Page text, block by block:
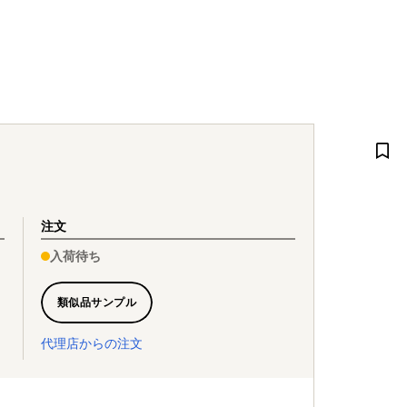
注文
入荷待ち
類似品サンプル
代理店からの注文